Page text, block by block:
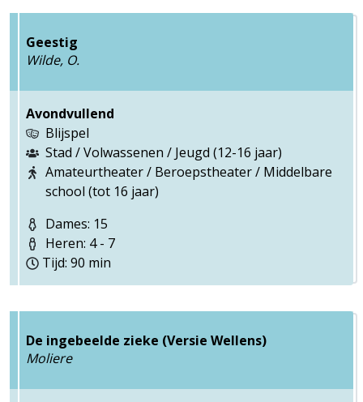
Geestig
Wilde, O.
Avondvullend
Blijspel
Stad / Volwassenen / Jeugd (12-16 jaar)
Amateurtheater / Beroepstheater / Middelbare
school (tot 16 jaar)
Dames: 15
Heren: 4 - 7
Tijd: 90 min
De ingebeelde zieke (Versie Wellens)
Moliere